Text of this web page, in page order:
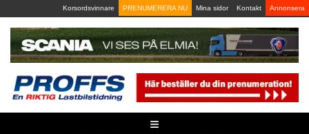
to
content
Korsordsvinnare PRENUMERERA NU Mina sidor Kontakt Annonsera
≡